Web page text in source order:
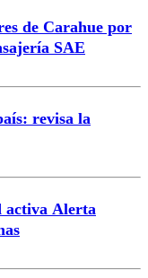
de Carahue por
SAE
revisa la
activa Alerta